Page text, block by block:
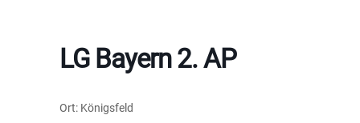
LG Bayern 2. AP
Ort: Königsfeld